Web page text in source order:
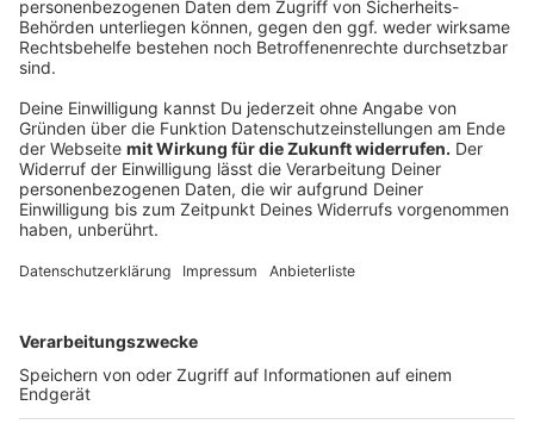
Für die Garnitur Apfel schälen und mit dem
Kugelausstecher kleine Perlen ausstechen.
mittlerer Hitze karamellisieren. Mit Weißwein
ablöschen und Kugeln darin glasieren.
Tramezzinirollen schräg aufgeschnitten auf
Tellern anrichten. Rundherum mit Crème fraîche
einige Punkte aufsetzen, glasierte Apfelperlen
darauf verteilen und das Ganze mit restlicher
Kresse garniert servieren.
Das ist der Kitchen Club by Nelson Müller